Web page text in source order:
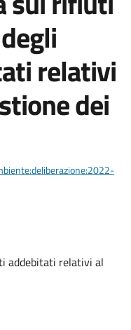
relativi
dei
addebitati relativi al